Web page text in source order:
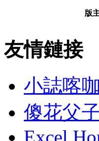
版
友情鏈接
小誌喀
傻花父